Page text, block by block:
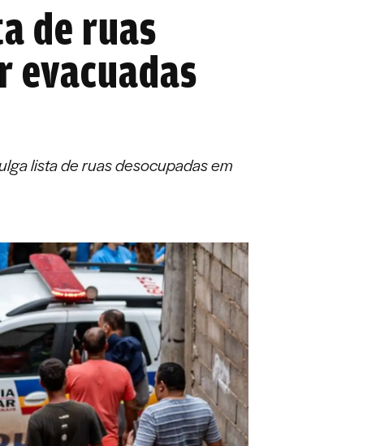
de ruas
evacuadas
lista de ruas desocupadas em